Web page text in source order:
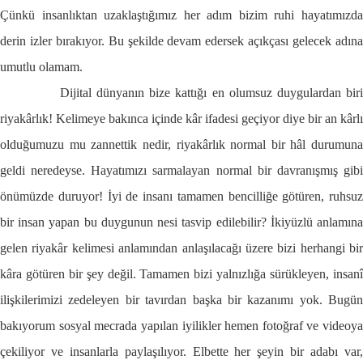
Çünkü insanlıktan uzaklaştığımız her adım bizim ruhi hayatımızda
derin izler bırakıyor. Bu şekilde devam edersek açıkçası gelecek adına
umutlu olamam.
Dijital dünyanın bize kattığı en olumsuz duygulardan biri
riyakârlık! Kelimeye bakınca içinde kâr ifadesi geçiyor diye bir an kârlı
olduğumuzu mu zannettik nedir, riyakârlık normal bir hâl durumuna
geldi neredeyse. Hayatımızı sarmalayan normal bir davranışmış gibi
önümüzde duruyor! İyi de insanı tamamen bencilliğe götüren, ruhsuz
bir insan yapan bu duygunun nesi tasvip edilebilir? İkiyüzlü anlamına
gelen riyakâr kelimesi anlamından anlaşılacağı üzere bizi herhangi bir
kâra götüren bir şey değil. Tamamen bizi yalnızlığa sürükleyen, insanî
ilişkilerimizi zedeleyen bir tavırdan başka bir kazanımı yok. Bugün
bakıyorum sosyal mecrada yapılan iyilikler hemen fotoğraf ve videoya
çekiliyor ve insanlarla paylaşılıyor. Elbette her şeyin bir adabı var,